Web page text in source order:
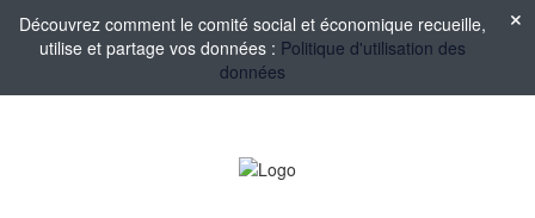
Découvrez comment le comité social et économique recueille,
utilise et partage vos données : Politique d'utilisation des
données